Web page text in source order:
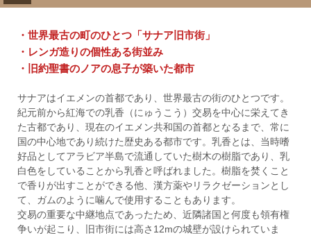
・世界最古の町のひとつ「サナア旧市街」
・レンガ造りの個性ある街並み
・旧約聖書のノアの息子が築いた都市
サナアはイエメンの首都であり、世界最古の街のひとつです。
紀元前から紅海での乳香（にゅうこう）交易を中心に栄えてき
た古都であり、現在のイエメン共和国の首都となるまで、常に
国の中心地であり続けた歴史ある都市です。乳香とは、当時嗜
好品としてアラビア半島で流通していた樹木の樹脂であり、乳
白色をしていることから乳香と呼ばれました。樹脂を焚くこと
で香りが出すことができる他、漢方薬やリラクゼーションとし
て、ガムのように噛んで使用することもあります。
交易の重要な中継地点であったため、近隣諸国と何度も領有権
争いが起こり、旧市街には高さ12mの城壁が設けられていま